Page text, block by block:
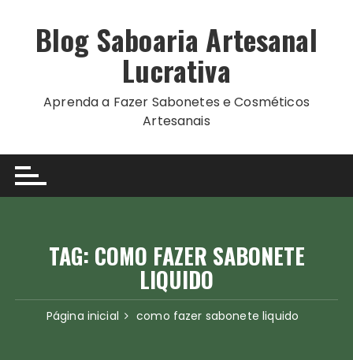
Blog Saboaria Artesanal
Lucrativa
Aprenda a Fazer Sabonetes e Cosméticos
Artesanais
TAG: COMO FAZER SABONETE
LIQUIDO
Página inicial como fazer sabonete liquido